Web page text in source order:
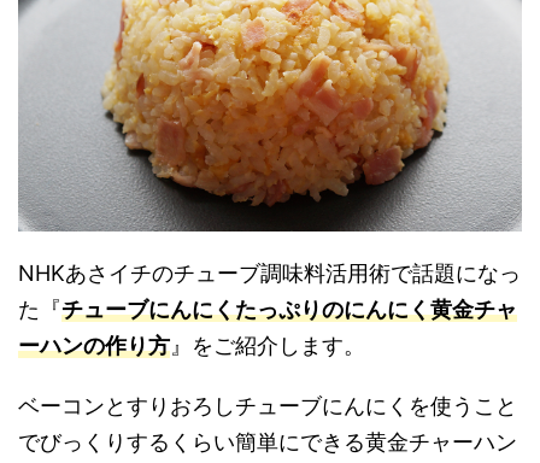
NHKあさイチのチューブ調味料活用術で話題になっ
た『チューブにんにくたっぷりのにんにく黄金チャ
ーハンの作り方 』をご紹介します。
ベーコンとすりおろしチューブにんにくを使うこと
でびっくりするくらい簡単にできる黄金チャーハン